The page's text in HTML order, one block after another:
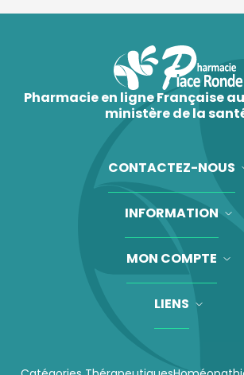
Pharmacie en ligne Française
ministère de la
CONTACTEZ-NOUS
INFORMATION
MON COMPTE
LIENS